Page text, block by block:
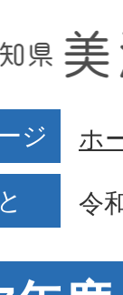
ジ ホ
令